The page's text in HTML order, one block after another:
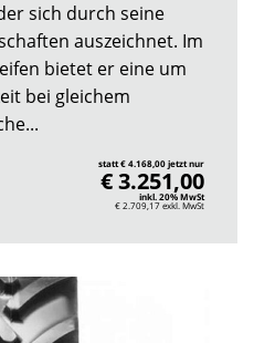
sich durch seine
auszeichnet. Im
bietet er eine um
bei gleichem
statt € 4.168,00 jetzt nur
€ 3.251,00
inkl. 20% MwSt
€ 2.709,17exkl. MwSt